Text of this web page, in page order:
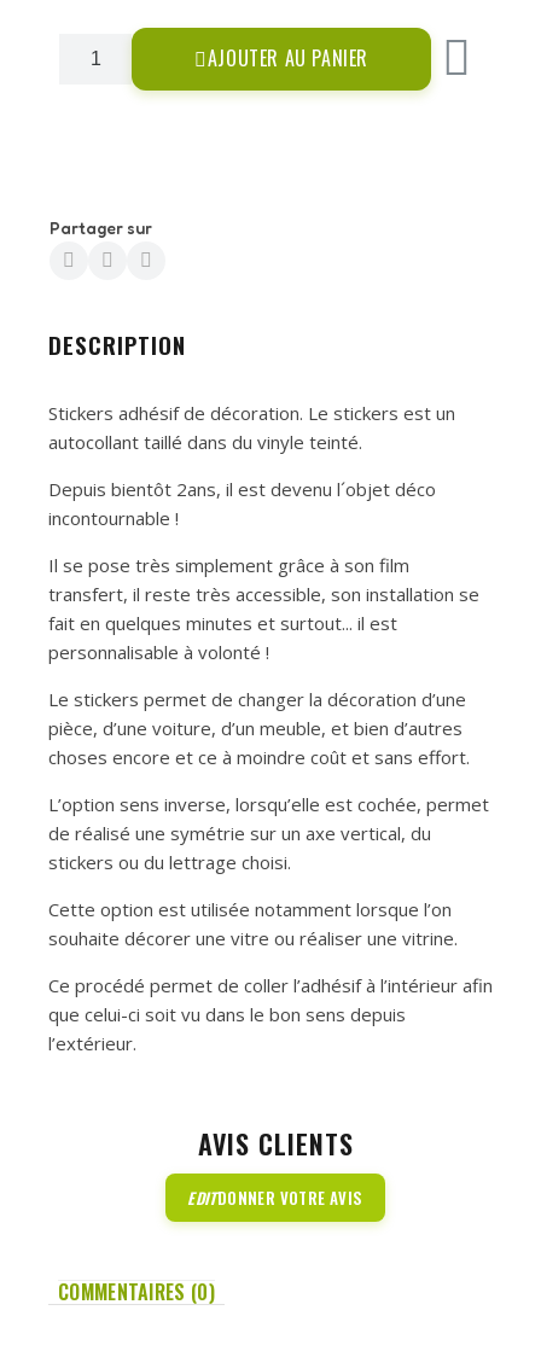
AJOUTER AU PANIER
Partager sur
DESCRIPTION
Stickers adhésif de décoration. Le stickers est un
autocollant taillé dans du vinyle teinté.
Depuis bientôt 2ans, il est devenu l´objet déco
incontournable !
Il se pose très simplement grâce à son film
transfert, il reste très accessible, son installation se
fait en quelques minutes et surtout... il est
personnalisable à volonté !
Le stickers permet de changer la décoration d’une
pièce, d’une voiture, d’un meuble, et bien d’autres
choses encore et ce à moindre coût et sans effort.
L’option sens inverse, lorsqu’elle est cochée, permet
de réalisé une symétrie sur un axe vertical, du
stickers ou du lettrage choisi.
Cette option est utilisée notamment lorsque l’on
souhaite décorer une vitre ou réaliser une vitrine.
Ce procédé permet de coller l’adhésif à l’intérieur afin
que celui-ci soit vu dans le bon sens depuis
l’extérieur.
AVIS CLIENTS
EDITDONNER VOTRE AVIS
COMMENTAIRES (0)